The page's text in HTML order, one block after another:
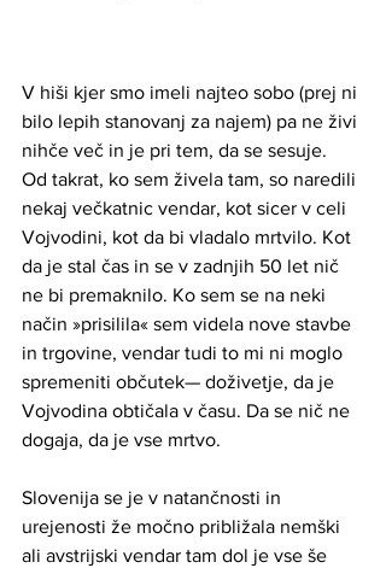
V hiši kjer smo imeli najteo sobo (prej ni
bilo lepih stanovanj za najem) pa ne živi
nihče več in je pri tem, da se sesuje.
Od takrat, ko sem živela tam, so naredili
nekaj večkatnic vendar, kot sicer v celi
Vojvodini, kot da bi vladalo mrtvilo. Kot
da je stal čas in se v zadnjih 50 let nič
ne bi premaknilo. Ko sem se na neki
način »prisilila« sem videla nove stavbe
in trgovine, vendar tudi to mi ni moglo
spremeniti občutek— doživetje, da je
Vojvodina obtičala v času. Da se nič ne
dogaja, da je vse mrtvo.
Slovenija se je v natančnosti in
urejenosti že močno približala nemški
ali avstrijski vendar tam dol je vse še